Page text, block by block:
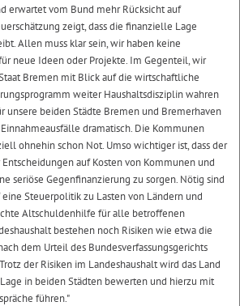
erwartet vom Bund mehr Rücksicht auf
zeigt, dass die finanzielle Lage
Allen muss klar sein, wir haben keine
neue Ideen oder Projekte. Im Gegenteil, wir
Bremen mit Blick auf die wirtschaftliche
weiter Haushaltsdisziplin wahren
unsere beiden Städte Bremen und Bremerhaven
dramatisch. Die Kommunen
ohnehin schon Not. Umso wichtiger ist, dass der
auf Kosten von Kommunen und
seriöse Gegenfinanzierung zu sorgen. Nötig sind
Steuerpolitik zu Lasten von Ländern und
Altschuldenhilfe für alle betroffenen
bestehen noch Risiken wie etwa die
dem Urteil des Bundesverfassungsgerichts
der Risiken im Landeshaushalt wird das Land
in beiden Städten bewerten und hierzu mit
führen."